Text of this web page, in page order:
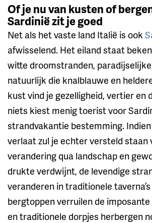
Of je nu van kusten of
Sardinië zit je goed
Net als het vaste land Italië is ook
afwisselend. Het eiland staat
witte droomstranden,
natuurlijk die knalblauwe en
kust vind je gezelligheid, vertier en
niets kiest menig toerist voor
strandvakantie bestemming.
verlaat zul je echter versteld staan
verandering qua landschap en
drukte verdwijnt, de levendige
veranderen in traditionele
bergtoppen verruilen de imposante
en traditionele dorpjes herbergen